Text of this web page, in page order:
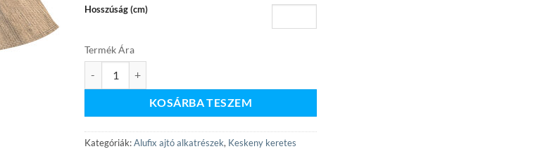
Hosszúság (cm)
Termék Ára
KOSÁRBA TESZEM
Kategóriák:Alufix ajtó alkatrészek, Keskeny keretes